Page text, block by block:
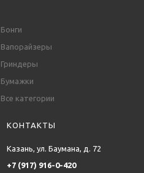
Бонги
Вапорайзеры
Гриндеры
Бумажки
Все категории
КОНТАКТЫ
Казань, ул. Баумана, д. 72
+7 (917) 916-0-420